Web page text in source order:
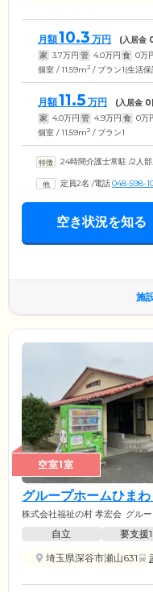
月額10.3 万円 (入居金
家 3.7万円 管 4.0万円 食 0万
個室 / 11.59m2 / プラン1(生活
月額11.5 万円 (入居金 0
家 4.0万円 管 4.9万円 食 0万
個室 / 11.59m2 / プラン1
24時間介護士常駐 /2人
定員2名 /電話048-598-
空き状況を知る
施
空室1室
グループホームひま
株式会社福祉の村 孝宏会 グル
自立 要支援
埼玉県深谷市瀬山631